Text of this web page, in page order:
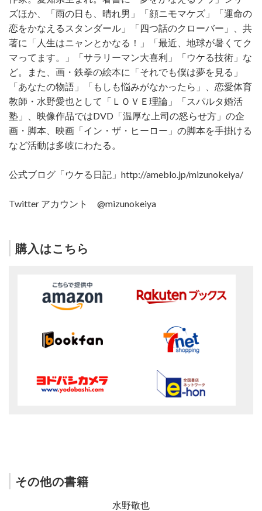
ズほか、「雨の日も、晴れ男」「顔ニモマケズ」「運命の
恋をかなえるスタンダール」「四つ話のクローバー」、共
著に「人生はニャンとかなる！」「最近、地球が暑くてク
マってます。」「サラリーマン大喜利」「ウケる技術」な
ど。また、画・鉄拳の絵本に「それでも僕は夢を見る」
「あなたの物語」「もしも悩みがなかったら」、恋愛体育
教師・水野愛也として「ＬＯＶＥ理論」「スパルタ婚活
塾」、映像作品ではDVD「温厚な上司の怒らせ方」の企
画・脚本、映画「イン・ザ・ヒーロー」の脚本を手掛ける
など活動は多岐にわたる。
公式ブログ「ウケる日記」http://ameblo.jp/mizunokeiya/
Twitter アカウント @mizunokeiya
購入はこちら
その他の書籍
水野敬也